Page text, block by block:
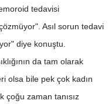
tedavisi
Asıl sorun tedavi
diye konuştu.
da tam olarak
olsa bile pek çok kadın
çoğu zaman tanısız